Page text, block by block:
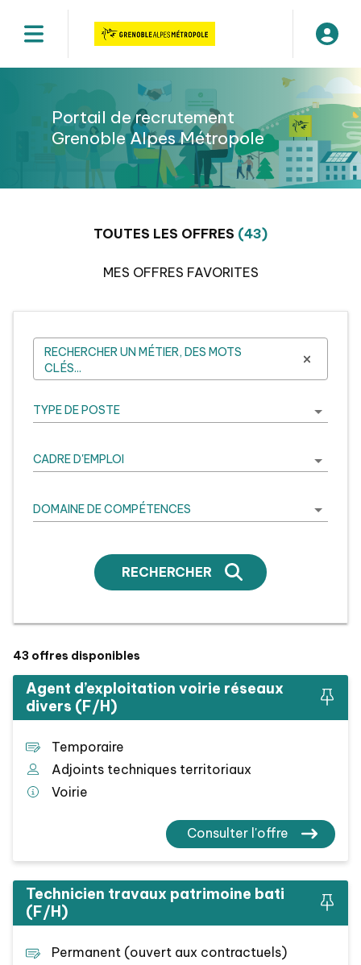
Portail de recrutement
Grenoble Alpes Métropole
TOUTES LES OFFRES (43)
MES OFFRES FAVORITES
RECHERCHER UN MÉTIER, DES MOTS
CLÉS...
TYPE DE POSTE
CADRE D'EMPLOI
DOMAINE DE COMPÉTENCES
RECHERCHER
43 offres disponibles
Agent d’exploitation voirie réseaux
divers (F/H)
Temporaire
Adjoints techniques territoriaux
Voirie
Consulter l'offre
Technicien travaux patrimoine bati
(F/H)
Permanent (ouvert aux contractuels)